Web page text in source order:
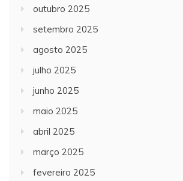
outubro 2025
setembro 2025
agosto 2025
julho 2025
junho 2025
maio 2025
abril 2025
março 2025
fevereiro 2025